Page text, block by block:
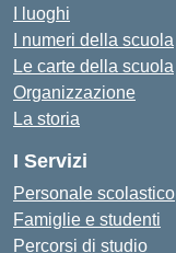
I luoghi
I numeri della scuola
Le carte della scuola
Organizzazione
La storia
I Servizi
Personale scolastico
Famiglie e studenti
Percorsi di studio